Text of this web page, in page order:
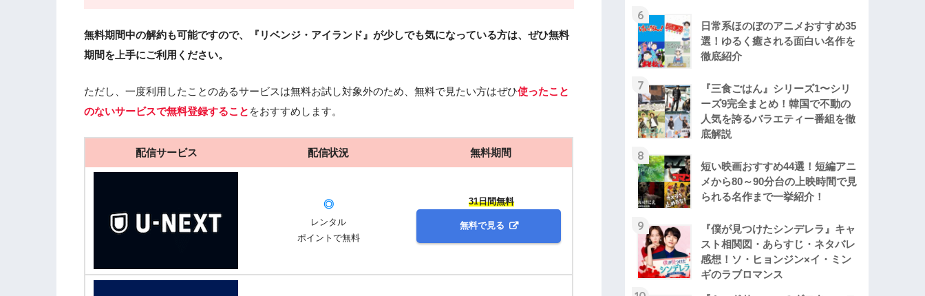
無料期間中の解約も可能ですので、『リベンジ・アイランド』が少しでも気になっている方は、ぜひ無料
期間を上手にご利用ください。
ただし、一度利用したことのあるサービスは無料お試し対象外のため、無料で見たい方はぜひ使ったこと
のないサービスで無料登録すること をおすすめします。
配信サービス 配信状況 無料期間
◎
レンタル
ポイントで無料
31日間無料
無料で見る
6
日常系ほのぼのアニメおすすめ35
選！ゆるく癒される面白い名作を
徹底紹介
7
『三食ごはん』シリーズ1〜シリ
ーズ9完全まとめ！韓国で不動の
人気を誇るバラエティー番組を徹
底解説
8
短い映画おすすめ44選！短編アニ
メから80～90分台の上映時間で見
られる名作まで一挙紹介！
9
『僕が見つけたシンデレラ』キャ
スト相関図・あらすじ・ネタバレ
感想！ソ・ヒョンジン×イ・ミン
ギのラブロマンス